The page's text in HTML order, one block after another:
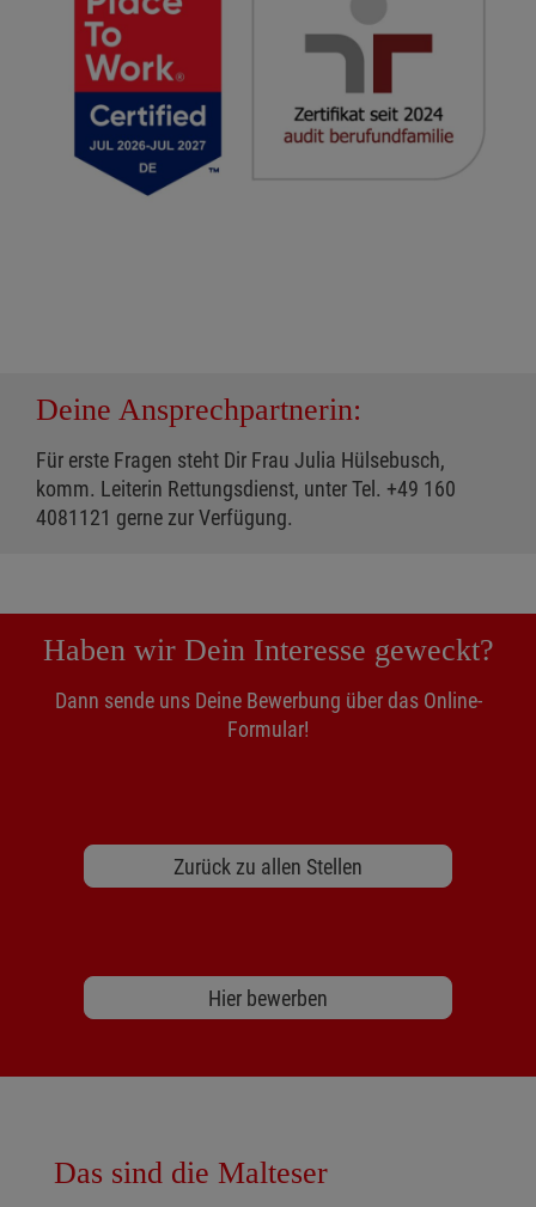
Deine Ansprechpartnerin:
Für erste Fragen steht Dir Frau Julia Hülsebusch,
komm. Leiterin Rettungsdienst, unter Tel. +49 160
4081121 gerne zur Verfügung.
Haben wir Dein Interesse geweckt?
Dann sende uns Deine Bewerbung über das Online-
Formular!
Zurück zu allen Stellen
Hier bewerben
Das sind die Malteser